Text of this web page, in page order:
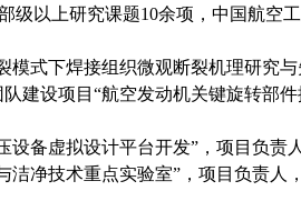
级以上研究课题10余项，中国航空
式下焊接组织微观断裂机理研究与
建设项目“航空发动机关键旋转部
备虚拟设计平台开发”，项目负责
净技术重点实验室”，项目负责人